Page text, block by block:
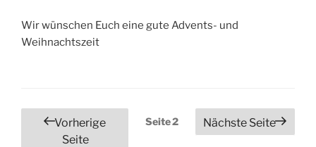
Wir wünschen Euch eine gute Advents- und
Weihnachtszeit
Seitennummerierung
Vorherige
Seite
Seite2 Nächste Seite